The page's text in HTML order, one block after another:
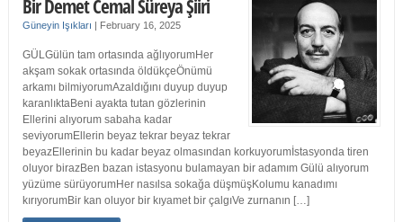
Bir Demet Cemal Süreya Şiiri
Güneyin Işıkları | February 16, 2025
GÜLGülün tam ortasında ağlıyorumHer
akşam sokak ortasında öldükçeÖnümü
arkamı bilmiyorumAzaldığını duyup duyup
karanlıktaBeni ayakta tutan gözlerinin
Ellerini alıyorum sabaha kadar
seviyorumEllerin beyaz tekrar beyaz tekrar
beyazEllerinin bu kadar beyaz olmasından korkuyorumİstasyonda tiren
oluyor birazBen bazan istasyonu bulamayan bir adamım Gülü alıyorum
yüzüme sürüyorumHer nasılsa sokağa düşmüşKolumu kanadımı
kırıyorumBir kan oluyor bir kıyamet bir çalgıVe zurnanın […]